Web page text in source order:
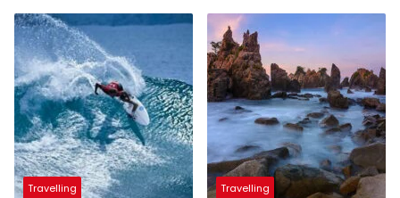
President
Travelling Travelling